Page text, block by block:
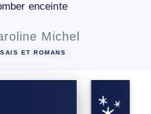
enceinte
Michel
ET ROMANS